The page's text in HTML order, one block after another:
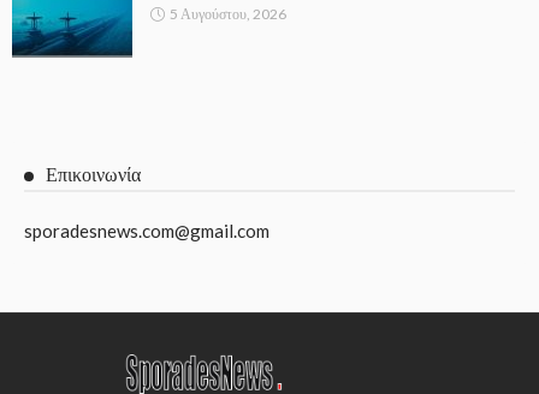
5 Αυγούστου, 2026
Επικοινωνία
sporadesnews.com@gmail.com